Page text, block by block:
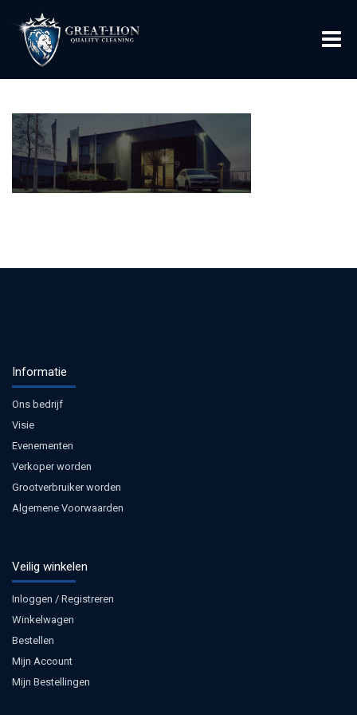
Informatie
Ons bedrijf
Visie
Evenementen
Verkoper worden
Grootverbruiker worden
Algemene Voorwaarden
Veilig winkelen
Inloggen / Registreren
Winkelwagen
Bestellen
Mijn Account
Mijn Bestellingen